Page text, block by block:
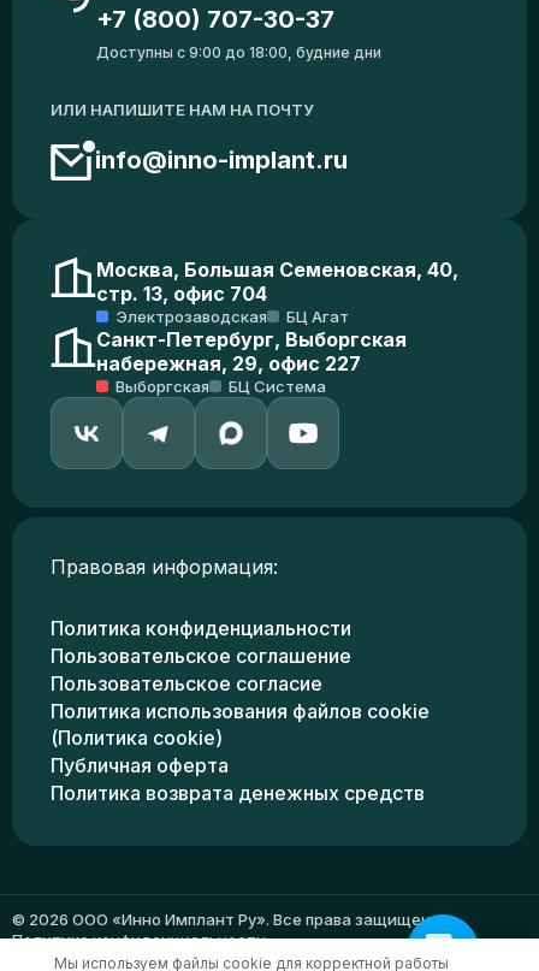
+7 (800) 707-30-37
Доступны с 9:00 до 18:00, будние дни
ИЛИ НАПИШИТЕ НАМ НА ПОЧТУ
info@inno-implant.ru
Москва, Большая Семеновская, 40,
стр. 13, офис 704
Электрозаводская БЦ Агат
Санкт-Петербург, Выборгская
набережная, 29, офис 227
Выборгская БЦ Система
Правовая информация:
Политика конфиденциальности
Пользовательское соглашение
Пользовательское согласие
Политика использования файлов cookie
(Политика cookie)
Публичная оферта
Политика возврата денежных средств
© 2026 ООО «Инно Имплант Ру». Все права защищены.
Политика конфиденциальности
Мы используем файлы cookie для корректной работы